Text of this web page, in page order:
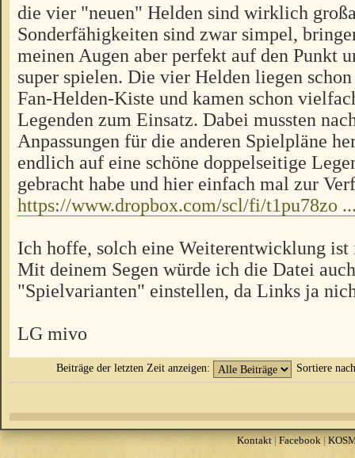
die vier "neuen" Helden sind wirklich
Sonderfähigkeiten sind zwar simpel,
meinen Augen aber perfekt auf den Punkt
super spielen. Die vier Helden liegen
Fan-Helden-Kiste und kamen schon
Legenden zum Einsatz. Dabei mussten
Anpassungen für die anderen Spielpläne
endlich auf eine schöne doppelseitige
gebracht habe und hier einfach mal zur
https://www.dropbox.com/scl/fi/t1pu78zo
Ich hoffe, solch eine Weiterentwicklung ist
Mit deinem Segen würde ich die Datei
"Spielvarianten" einstellen, da Links ja
LG mivo
Beiträge der letzten Zeit anzeigen: Sortiere
Kontakt| Facebook|